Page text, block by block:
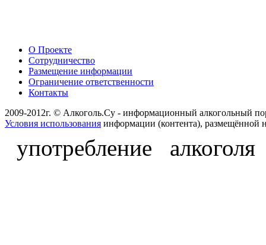
О Проекте
Сотрудничество
Размещение информации
Ограничение ответственности
Контакты
2009-2012г. © Алкоголь.Су - информационный алкогольный
Условия использования информации (контента), размещённой
употребление